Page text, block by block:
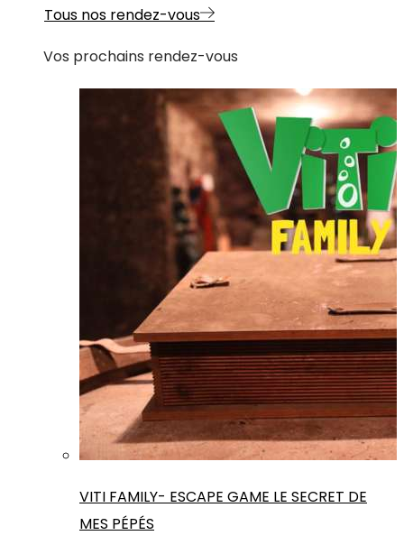
Tous nos rendez-vous
Vos prochains rendez-vous
VITI FAMILY- ESCAPE GAME LE SECRET DE
MES PÉPÉS